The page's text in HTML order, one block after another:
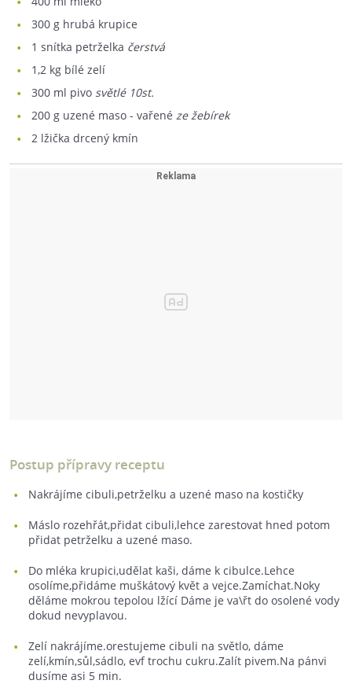
300 g hrubá krupice
1 snítka petrželka čerstvá
1,2 kg bílé zelí
300 ml pivo světlé 10st.
200 g uzené maso - vařené ze žebírek
2 lžička drcený kmín
Postup přípravy receptu
Nakrájíme cibuli,petrželku a uzené maso na kostičky
Máslo rozehřát,přidat cibuli,lehce zarestovat hned potom
přidat petrželku a uzené maso.
Do mléka krupici,udělat kaši, dáme k cibulce.Lehce
osolíme,přidáme muškátový květ a vejce.Zamíchat.Noky
děláme mokrou tepolou lžící Dáme je va\řt do osolené vody
dokud nevyplavou.
Zelí nakrájíme.orestujeme cibuli na světlo, dáme
zelí,kmín,sůl,sádlo, evf trochu cukru.Zalít pivem.Na pánvi
dusíme asi 5 min.